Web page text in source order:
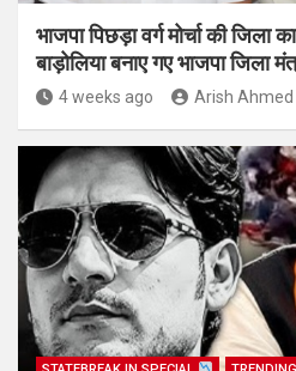
भाजपा पिछड़ा वर्ग मोर्चा की जिला
बाड़ोलिया बनाए गए भाजपा जिला
4 weeks ago Arish Ahmed